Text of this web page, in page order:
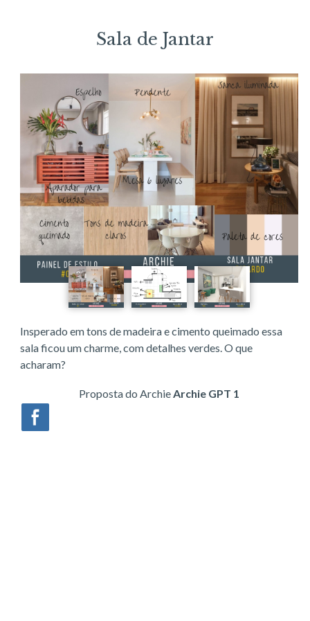
Sala de Jantar
Insperado em tons de madeira e cimento queimado essa
sala ficou um charme, com detalhes verdes. O que
acharam?
Proposta do ArchieArchie GPT 1